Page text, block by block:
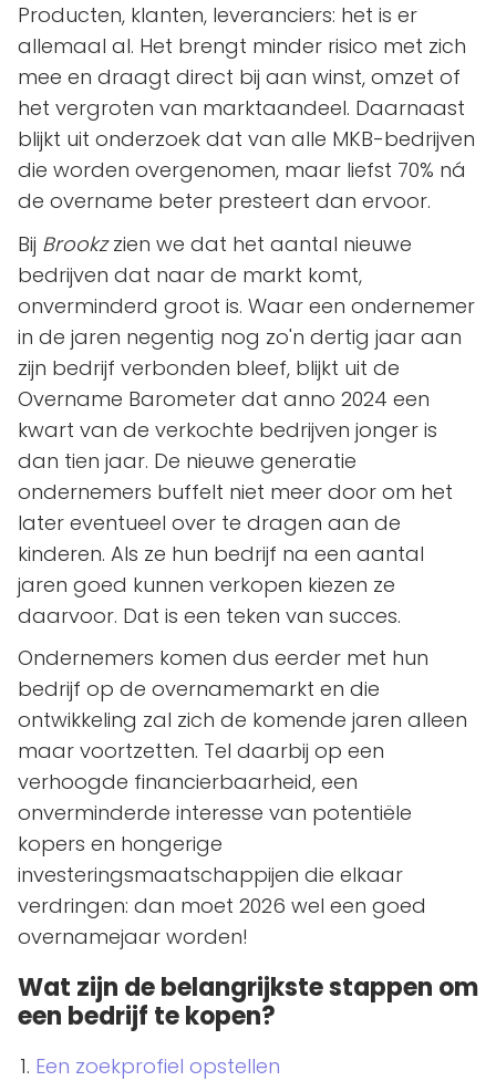
Producten, klanten, leveranciers: het is er
allemaal al. Het brengt minder risico met zich
mee en draagt direct bij aan winst, omzet of
het vergroten van marktaandeel. Daarnaast
blijkt uit onderzoek dat van alle MKB-bedrijven
die worden overgenomen, maar liefst 70% ná
de overname beter presteert dan ervoor.
Bij Brookzzien we dat het aantal nieuwe
bedrijven dat naar de markt komt,
onverminderd groot is. Waar een ondernemer
in de jaren negentig nog zo'n dertig jaar aan
zijn bedrijf verbonden bleef, blijkt uit de
Overname Barometer dat anno 2024 een
kwart van de verkochte bedrijven jonger is
dan tien jaar. De nieuwe generatie
ondernemers buffelt niet meer door om het
later eventueel over te dragen aan de
kinderen. Als ze hun bedrijf na een aantal
jaren goed kunnen verkopen kiezen ze
daarvoor. Dat is een teken van succes.
Ondernemers komen dus eerder met hun
bedrijf op de overnamemarkt en die
ontwikkeling zal zich de komende jaren alleen
maar voortzetten. Tel daarbij op een
verhoogde financierbaarheid, een
onverminderde interesse van potentiële
kopers en hongerige
investeringsmaatschappijen die elkaar
verdringen: dan moet 2026 wel een goed
overnamejaar worden!
Wat zijn de belangrijkste stappen om
een bedrijf te kopen?
Een zoekprofiel opstellen